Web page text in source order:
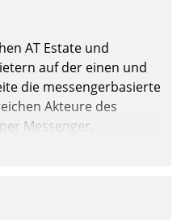
AT Estate und
auf der einen und
die messengerbasierte
Akteure des
Messenger,
empfangen oder